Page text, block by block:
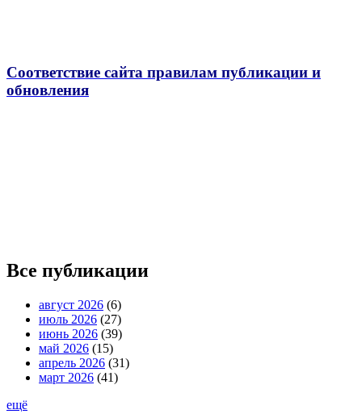
Соответствие сайта правилам публикации и
обновления
Все публикации
август 2026 (6)
июль 2026 (27)
июнь 2026 (39)
май 2026 (15)
апрель 2026 (31)
март 2026 (41)
ещё